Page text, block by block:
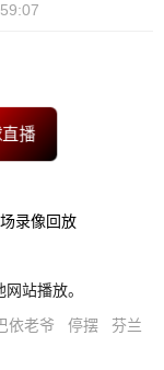
播
录像回放
站播放。
依老爷 停摆
芬兰